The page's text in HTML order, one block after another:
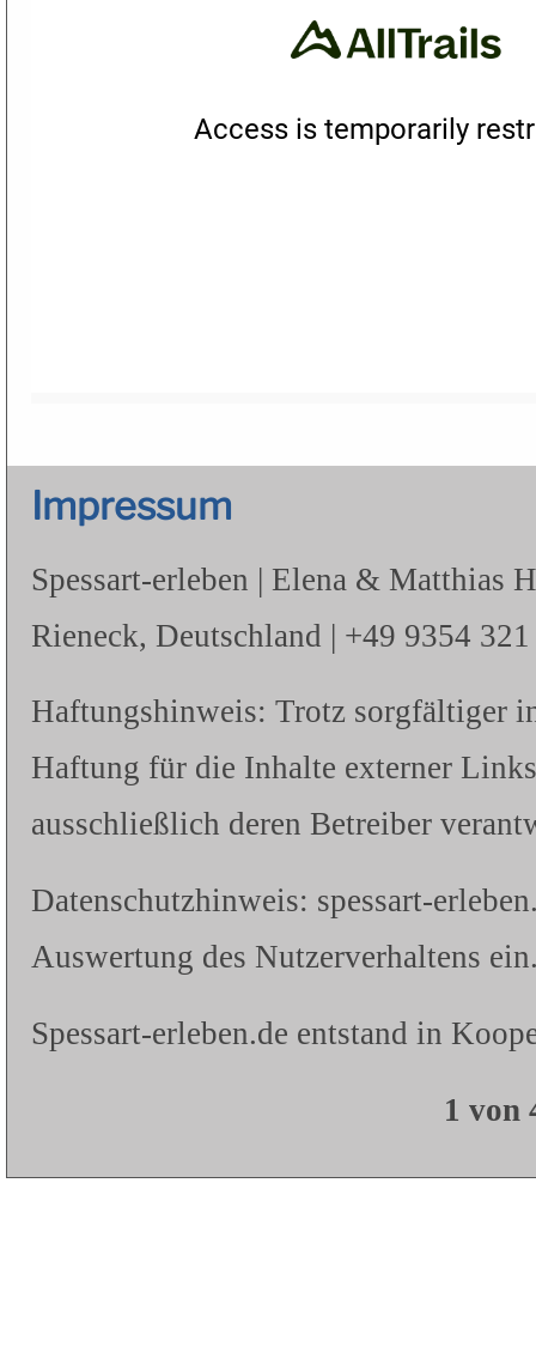
Impressum
Spessart-erleben | Elena & Matthias
Rieneck, Deutschland | +49 9354
Haftungshinweis: Trotz sorgfältiger
Haftung für die Inhalte externer
ausschließlich deren Betreiber
Datenschutzhinweis: spessart-
Auswertung des Nutzerverhaltens
Spessart-erleben.de entstand in
1 von